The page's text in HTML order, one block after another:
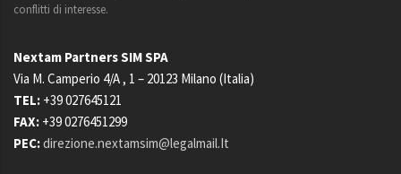
conflitti di interesse.
Nextam Partners SIM SPA
Via M. Camperio 4/A , 1 – 20123 Milano (Italia)
TEL: +39 027645121
FAX: +39 0276451299
PEC:direzione.nextamsim@legalmail.It